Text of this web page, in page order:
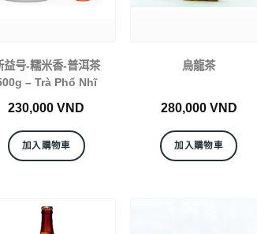
益号-糯米香-普洱茶
– Trà Phổ Nhĩ
230,000VND
加入購物車
烏龍茶
280,000 VND
加入購物車